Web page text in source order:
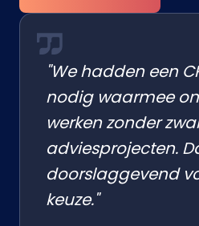
"We hadden een
nodig waarmee
werken zonder
adviesprojecten.
doorslaggevend
keuze."